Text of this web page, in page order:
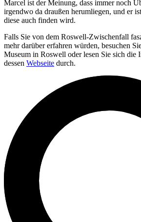
Marcel ist der Meinung, dass immer noch
irgendwo da draußen herumliegen, und er
diese auch finden wird.
Falls Sie von dem Roswell-Zwischenfall
mehr darüber erfahren würden, besuchen
Museum in Roswell oder lesen Sie sich die
dessen Webseite durch.